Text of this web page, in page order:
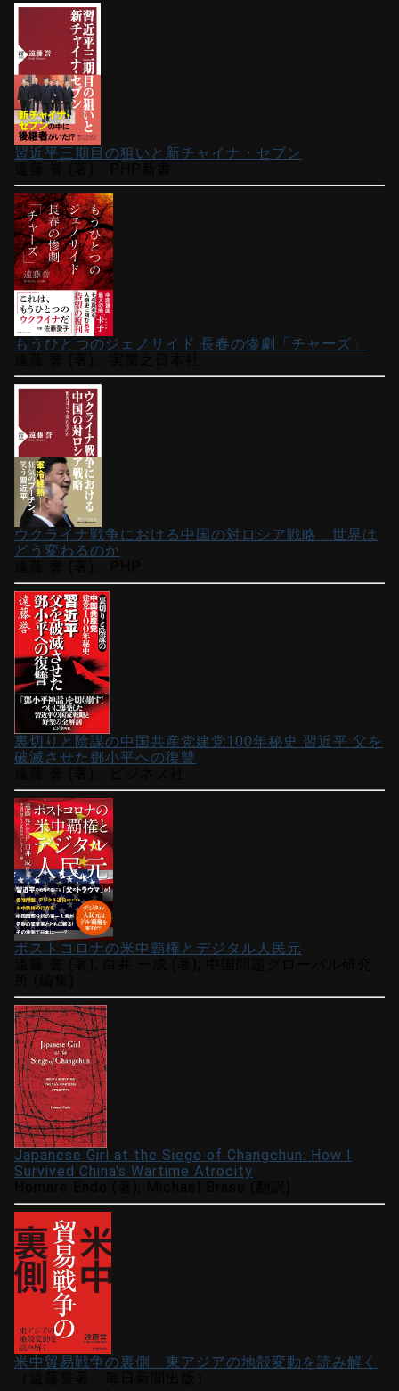
習近平三期目の狙いと新チャイナ・セブン
もうひとつのジェノサイド 長春の惨劇「チャーズ」
ウクライナ戦争における中国の対ロシア戦略 世界は
どう変わるのか
裏切りと陰謀の中国共産党建党100年秘史 習近平 父を
破滅させた鄧小平への復讐
ポストコロナの米中覇権とデジタル人民元
Japanese Girl at the Siege of Changchun: How I
Survived China's Wartime Atrocity
米中貿易戦争の裏側 東アジアの地殻変動を読み解く